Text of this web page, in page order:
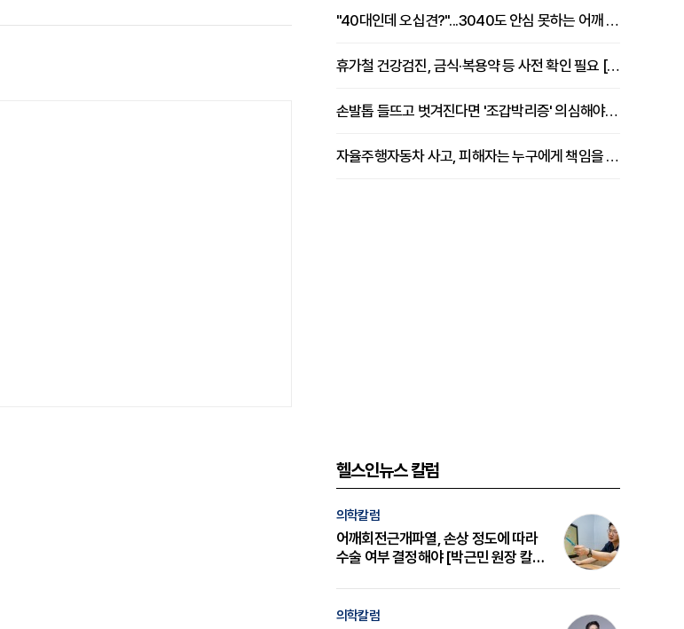
"40대인데 오십견?"...3040도 안심 못하는 어깨 유착성 관절낭염
휴가철 건강검진, 금식·복용약 등 사전 확인 필요 [정도감 원장 칼럼]
손발톱 들뜨고 벗겨진다면 '조갑박리증' 의심해야 [김철윤 원장 칼럼]
자율주행자동차 사고, 피해자는 누구에게 책임을 물을 수 있을까
헬스인뉴스 칼럼
의학칼럼
어깨회전근개파열, 손상 정도에 따라
수술 여부 결정해야 [박근민 원장 칼
의학칼럼